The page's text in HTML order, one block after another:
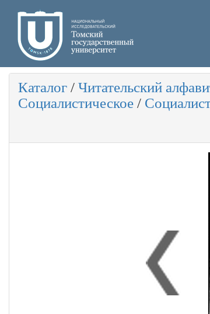
Каталог / Читательский
Социалистическое /